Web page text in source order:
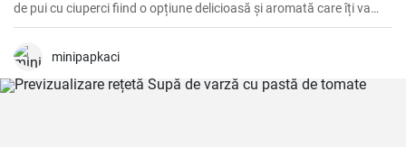
de pui cu ciuperci fiind o opțiune delicioasă și aromată care îți va
delecta papilele gustative!
minipapkaci